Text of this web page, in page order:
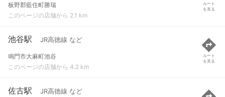
板野郡藍住町勝瑞
このページの店舗から 2.1 km
ルート
を見る
池谷駅 JR高徳線 など
鳴門市大麻町池谷
このページの店舗から 4.2 km
ルート
を見る
佐古駅 JR高徳線 など